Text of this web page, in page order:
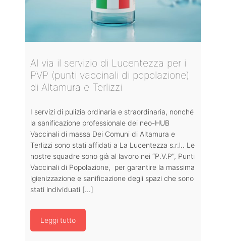
Al via il servizio di Lucentezza per i
PVP (punti vaccinali di popolazione)
di Altamura e Terlizzi
I servizi di pulizia ordinaria e straordinaria, nonché
la sanificazione professionale dei neo-HUB
Vaccinali di massa Dei Comuni di Altamura e
Terlizzi sono stati affidati a La Lucentezza s.r.l.. Le
nostre squadre sono già al lavoro nei “P.V.P”, Punti
Vaccinali di Popolazione, per garantire la massima
igienizzazione e sanificazione degli spazi che sono
stati individuati […]
Leggi tutto